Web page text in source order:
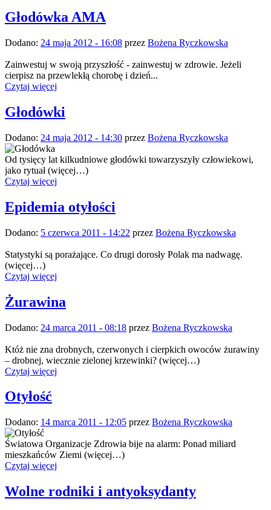
Głodówka AMA
Dodano: 24 maja 2012 - 16:08 przez Bożena Ryczkowska
Zainwestuj w swoją przyszłość - zainwestuj w zdrowie. Jeżeli
cierpisz na przewlekłą chorobę i dzień...
Czytaj więcej
Głodówki
Dodano: 24 maja 2012 - 14:30 przez Bożena Ryczkowska
Od tysięcy lat kilkudniowe głodówki towarzyszyły człowiekowi,
jako rytuał (więcej…)
Czytaj więcej
Epidemia otyłości
Dodano: 5 czerwca 2011 - 14:22 przez Bożena Ryczkowska
Statystyki są porażające. Co drugi dorosły Polak ma nadwagę.
(więcej…)
Czytaj więcej
Żurawina
Dodano: 24 marca 2011 - 08:18 przez Bożena Ryczkowska
Któż nie zna drobnych, czerwonych i cierpkich owoców żurawiny
– drobnej, wiecznie zielonej krzewinki? (więcej…)
Czytaj więcej
Otyłość
Dodano: 14 marca 2011 - 12:05 przez Bożena Ryczkowska
Światowa Organizacje Zdrowia bije na alarm: Ponad miliard
mieszkańców Ziemi (więcej…)
Czytaj więcej
Wolne rodniki i antyoksydanty